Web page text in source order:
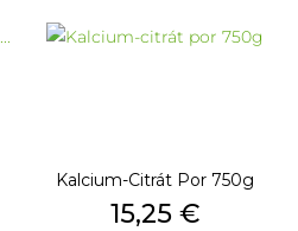
Kalcium-Citrát Por 750g
Ár
15,25 €